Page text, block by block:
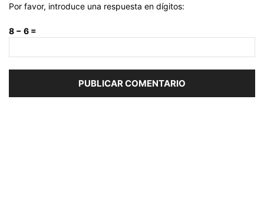
Por favor, introduce una respuesta en dígitos:
8 − 6 =